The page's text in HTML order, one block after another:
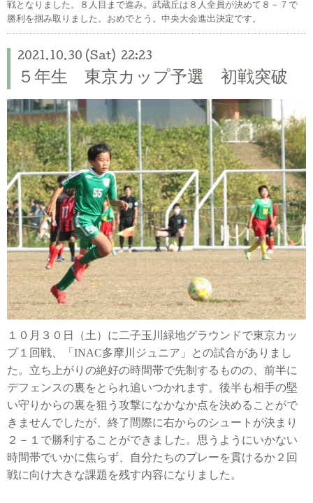
戦となりました。８人目まで進み。武蔵丘は８人全員が決めて８－７で
勝利を掴み取りました。おめでとう。中央大会進出決定です。
2021.10.30 (Sat) 22:23
５年生 東京カップ予選 初戦突破
１０ 月３０日（土）に二子玉川緑地グラウンドで東京カッ
プ１回戦、「 INAC多摩川ジュニア」との試合がありまし
た。立ち上がりの絶好の時間帯で先制するものの、前半に
デフェンスの裏をとられ追いつかれます。後半も相手の堅
い守りからの裏を狙う攻撃になかなか点を決めることがで
きませんでしたが、終了間際に右からのシュートが決まり
２－１で勝利することができました。思うようにいかない
時間帯でいかに焦らず、自分たちのプレーを貫けるか２回
戦に向け大きな課題を残す内容になりました。